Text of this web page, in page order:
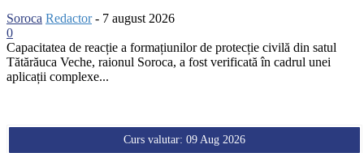
Soroca Redactor - 7 august 2026
0
Capacitatea de reacție a formațiunilor de protecție civilă din satul
Tătărăuca Veche, raionul Soroca, a fost verificată în cadrul unei
aplicații complexe...
Curs valutar: 09 Aug 2026